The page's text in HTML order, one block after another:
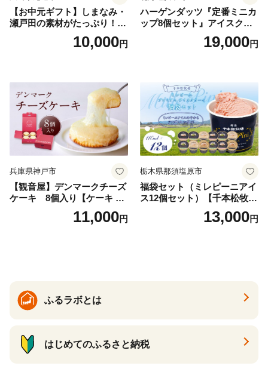
【お中元ギフト】しまなみ・
瀬戸田の素材がたっぷり！ジ
10,000円
ハーゲンダッツ『定番ミニカ
ップ8個セット』アイスクリ
ーム アイス スイーツ デザー
19,000円
兵庫県神戸市
【観音屋】デンマークチーズ
ケーキ 8個入り【ケーキ チ
ーズケーキ 人気スイーツ お
すすめスイーツ 神戸スイー
11,000円
栃木県那須塩原市
福袋セット（ミレピーニアイ
ス12個セット）【千本松牧
場】 ns025-014-12 【デザー
ト 詰め合わせ ギフト】
13,000円
ふるラボとは
はじめてのふるさと納税